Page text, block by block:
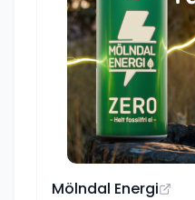
Mölndal Energi